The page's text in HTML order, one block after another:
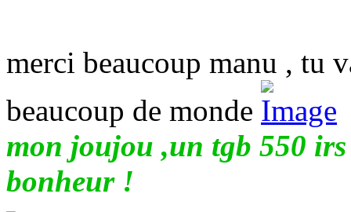
merci beaucoup manu , tu
beaucoup de monde
mon joujou ,un tgb 550 irs
bonheur !